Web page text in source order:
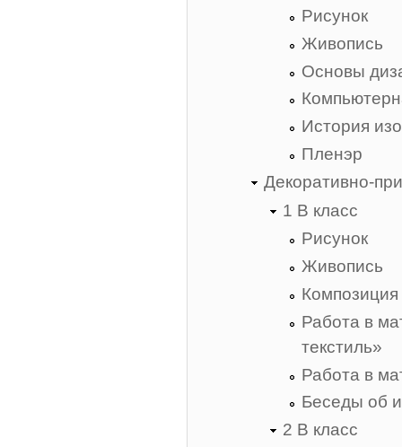
Рисунок
Живопись
Основы
История
Пленэр
Декоративно-
1 В класс
Рисунок
Живопись
Работа в
текстиль»
Работа в
Беседы об
2 В класс